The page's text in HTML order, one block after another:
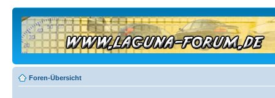
Foren-Übersicht